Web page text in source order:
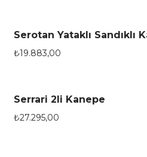
Serotan Yataklı Sandıklı
₺19.883,00
Serrari 2li Kanepe
₺27.295,00